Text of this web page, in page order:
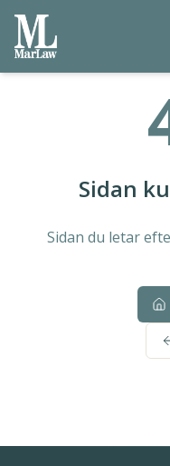
Sidan
Sidan du letar